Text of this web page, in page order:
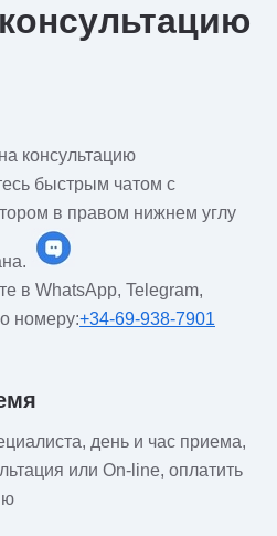
консультацию
быстрым чатом с
в правом нижнем углу
в WhatsApp, Telegram,
номеру:+34-69-938-7901
день и час приема,
или On-line, оплатить